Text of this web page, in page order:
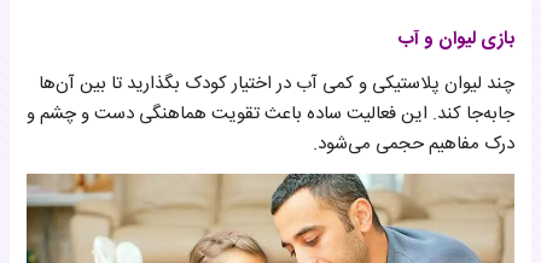
بازی لیوان و آب
چند لیوان پلاستیکی و کمی آب در اختیار کودک بگذارید تا بین آن‌ها
جابه‌جا کند. این فعالیت ساده باعث تقویت هماهنگی دست و چشم و
درک مفاهیم حجمی می‌شود.